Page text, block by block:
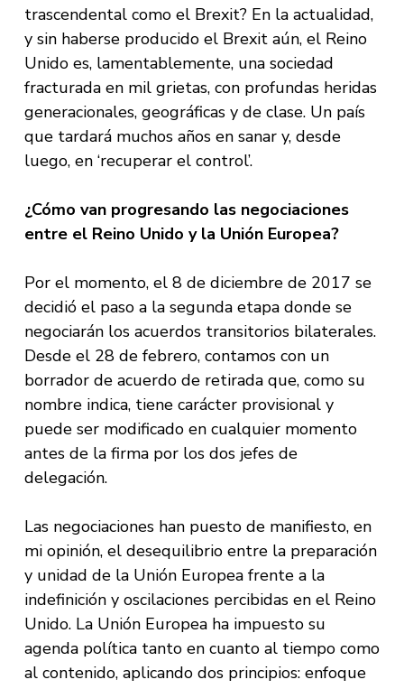
trascendental como el Brexit? En la actualidad,
y sin haberse producido el Brexit aún, el Reino
Unido es, lamentablemente, una sociedad
fracturada en mil grietas, con profundas heridas
generacionales, geográficas y de clase. Un país
que tardará muchos años en sanar y, desde
luego, en ‘recuperar el control’.
¿Cómo van progresando las negociaciones
entre el Reino Unido y la Unión Europea?
Por el momento, el 8 de diciembre de 2017 se
decidió el paso a la segunda etapa donde se
negociarán los acuerdos transitorios bilaterales.
Desde el 28 de febrero, contamos con un
borrador de acuerdo de retirada que, como su
nombre indica, tiene carácter provisional y
puede ser modificado en cualquier momento
antes de la firma por los dos jefes de
delegación.
Las negociaciones han puesto de manifiesto, en
mi opinión, el desequilibrio entre la preparación
y unidad de la Unión Europea frente a la
indefinición y oscilaciones percibidas en el Reino
Unido. La Unión Europea ha impuesto su
agenda política tanto en cuanto al tiempo como
al contenido, aplicando dos principios: enfoque